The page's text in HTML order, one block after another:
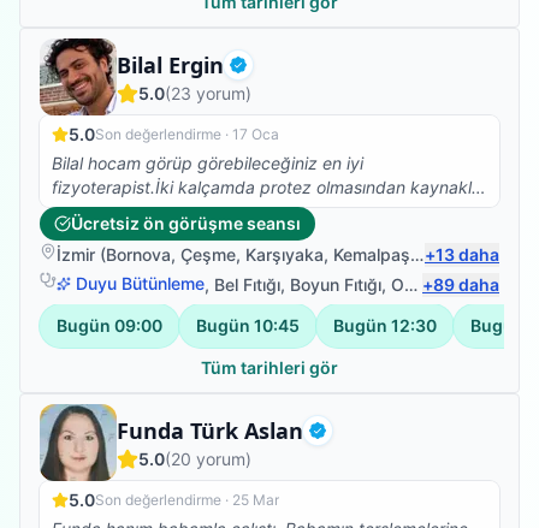
Bilal Ergin Doğrulanmış
Fizyoterapist
5.0(23 yorum)
5.0Son değerlendirme · 17 Oca
Bilal hocam görüp görebileceğiniz en iyi
fizyoterapist.İki kalçamda protez olmasından kaynaklı
Skolyoz başlangıcı teşhisi kondu. Ağrılarımın artması
nedeniyle fizyoterapist arayışına girdim ve Bilal
Hocamla çalışmaya başladık. Abartmıyorum iki
seanstan sonra belimdeki ağrılar yok oldu.Dik durmaya
başladım. Ve yürüyüşüm düzeldi.Kendisinin bilgisi
güleryüzü ve modum düştüğünde pozitif yaklaşımıyla
harika bir iş başardı. Kendimi çok iyi
hissediyorum.Fizyoterapim devam ediyor.Emeklerinize
sağlık.
Ücretsiz ön görüşme seansı
İzmir (Bornova, Çeşme, Karşıyaka, Kemalpaşa )+13daha
Duyu Bütünleme, Bel Fıtığı, Boyun Fıtığı, Omuz Bağ Yaralanması +89daha
Bugün 09:00 Bugün 10:45 Bugün 12:30 Bugün
Tüm tarihleri gör
Funda Türk Aslan Doğrulanmış
Fizyoterapist
5.0(20 yorum)
5.0Son değerlendirme · 25 Mar